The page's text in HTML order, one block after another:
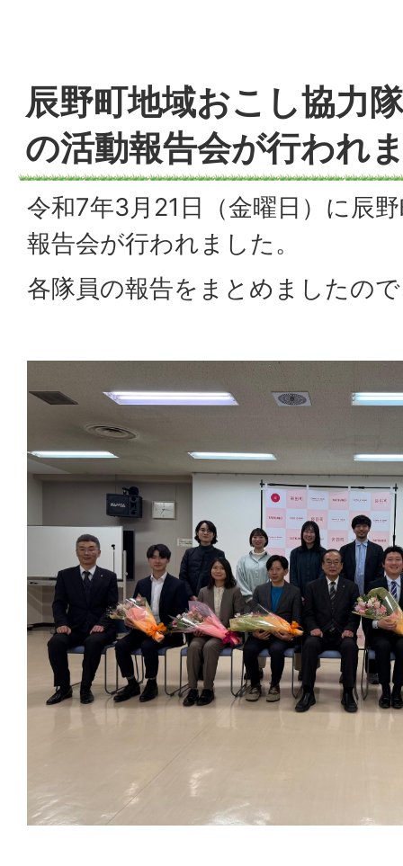
辰野町地域おこし協力
の活動報告会が行われ
令和7年3月21日（金曜日）に辰
報告会が行われました。
各隊員の報告をまとめましたの